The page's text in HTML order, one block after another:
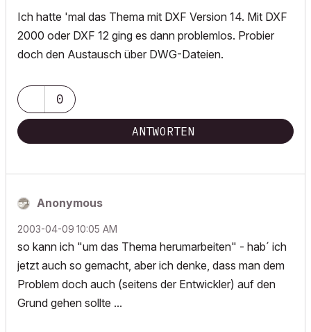
Ich hatte 'mal das Thema mit DXF Version 14. Mit DXF
2000 oder DXF 12 ging es dann problemlos. Probier
doch den Austausch über DWG-Dateien.
0
ANTWORTEN
Anonymous
‎2003-04-09 10:05 AM
so kann ich "um das Thema herumarbeiten" - hab´ ich
jetzt auch so gemacht, aber ich denke, dass man dem
Problem doch auch (seitens der Entwickler) auf den
Grund gehen sollte ...